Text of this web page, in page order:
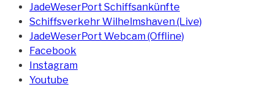
JadeWeserPort Schiffsankünfte
Schiffsverkehr Wilhelmshaven (Live)
JadeWeserPort Webcam (Offline)
Facebook
Instagram
Youtube